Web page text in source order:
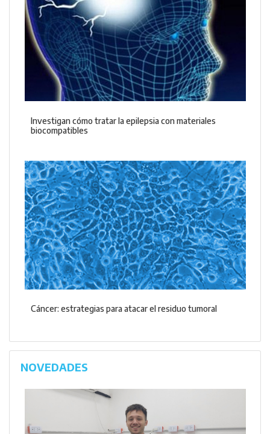
Investigan cómo tratar la epilepsia con materiales
biocompatibles
Cáncer: estrategias para atacar el residuo tumoral
NOVEDADES